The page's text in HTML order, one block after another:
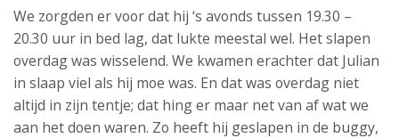
We zorgden er voor dat hij ‘s avonds tussen 19.30 –
20.30 uur in bed lag, dat lukte meestal wel. Het slapen
overdag was wisselend. We kwamen erachter dat Julian
in slaap viel als hij moe was. En dat was overdag niet
altijd in zijn tentje; dat hing er maar net van af wat we
aan het doen waren. Zo heeft hij geslapen in de buggy,